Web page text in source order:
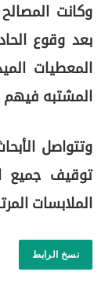
وكانت
بعد وقوع
المعطيات
المشتبه
وتتواصل
توقيف جميع
الملابسات
نسخ الرابط